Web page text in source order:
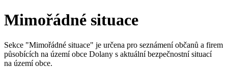
Mimořádné situace
Sekce "Mimořádné situace" je určena pro seznámení občanů a firem
působících na území obce Dolany s aktuální bezpečnostní situací
na území obce.